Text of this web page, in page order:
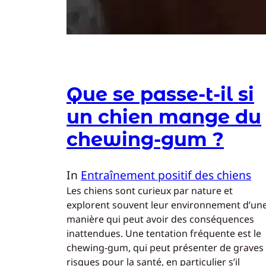
Que se passe-t-il si
un chien mange du
chewing-gum ?
In Entraînement positif des chiens
Les chiens sont curieux par nature et
explorent souvent leur environnement
manière qui peut avoir des conséquences
inattendues. Une tentation fréquente est le
chewing-gum, qui peut présenter de graves
risques pour la santé, en particulier s’il